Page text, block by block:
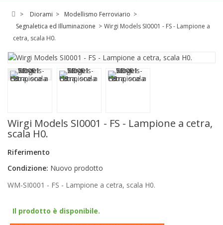
> Diorami > Modellismo Ferroviario >
Segnaletica ed Illuminazione > Wirgi Models SI0001 - FS - Lampione a
cetra, scala H0.
Wirgi Models SI0001 - FS - Lampione a cetra,
scala H0.
Riferimento
Condizione: Nuovo prodotto
WM-SI0001 - FS - Lampione a cetra, scala H0.
Il prodotto è disponibile.